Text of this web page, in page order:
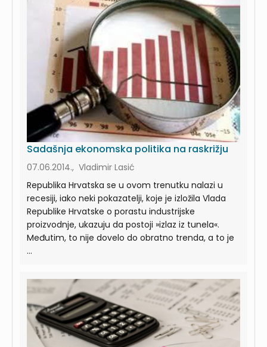
Sadašnja ekonomska politika na raskrižju
07.06.2014., Vladimir Lasić
Republika Hrvatska se u ovom trenutku nalazi u
recesiji, iako neki pokazatelji, koje je izložila Vlada
Republike Hrvatske o porastu industrijske
proizvodnje, ukazuju da postoji »izlaz iz tunela«.
Međutim, to nije dovelo do obratno trenda, a to je
...